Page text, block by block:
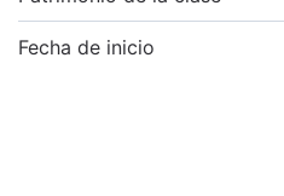
Fecha de inicio